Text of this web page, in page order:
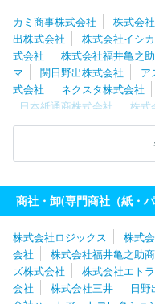
カミ商事株式会社 株式会
出株式会社
株式会社イシ
式会社
株式会社福井亀之
マ
関日野出株式会社 ア
式会社
ネクスタ株式会社
日本紙通商株式会社
株式
社山上
三州紙業株式会社
城北
社
商社・卸(専門商社（紙・
株式会社ロジックス 株式
会社
株式会社福井亀之助
ズ株式会社
株式会社エト
会社
株式会社三井 日野